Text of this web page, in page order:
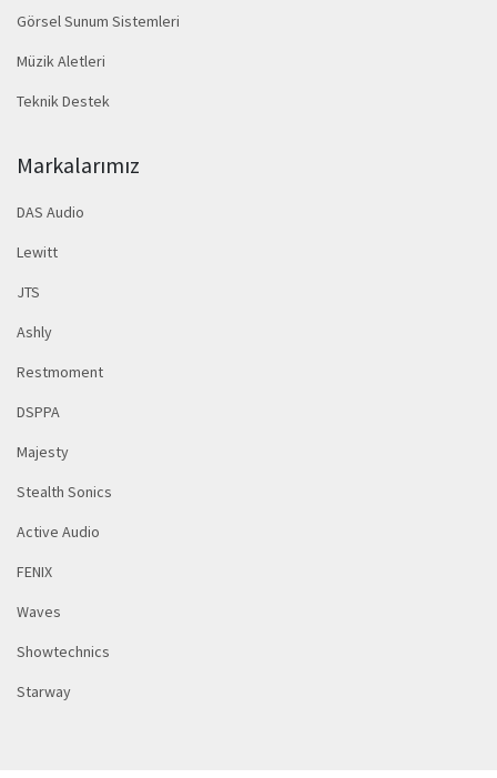
Görsel Sunum Sistemleri
Müzik Aletleri
Teknik Destek
Markalarımız
DAS Audio
Lewitt
JTS
Ashly
Restmoment
DSPPA
Majesty
Stealth Sonics
Active Audio
FENIX
Waves
Showtechnics
Starway